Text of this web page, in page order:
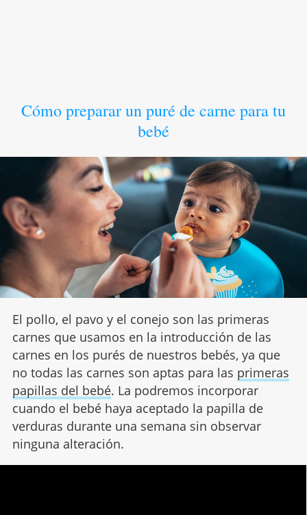
Cómo preparar un puré de carne para tu
bebé
El pollo, el pavo y el conejo son las primeras
carnes que usamos en la introducción de las
carnes en los purés de nuestros bebés, ya que
no todas las carnes son aptas para las primeras
papillas del bebé. La podremos incorporar
cuando el bebé haya aceptado la papilla de
verduras durante una semana sin observar
ninguna alteración.